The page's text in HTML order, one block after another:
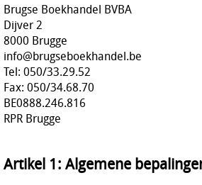
Brugse Boekhandel BVBA
Dijver 2
8000 Brugge
info@brugseboekhandel.be
Tel: 050/33.29.52
Fax: 050/34.68.70
BE0888.246.816
RPR Brugge
Artikel 1: Algemene